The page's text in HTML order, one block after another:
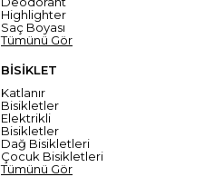
Highlighter
Saç Boyası
Tümünü Gör
BİSİKLET
Katlanır
Bisikletler
Elektrikli
Bisikletler
Dağ Bisikletleri
Çocuk Bisikletleri
Tümünü Gör